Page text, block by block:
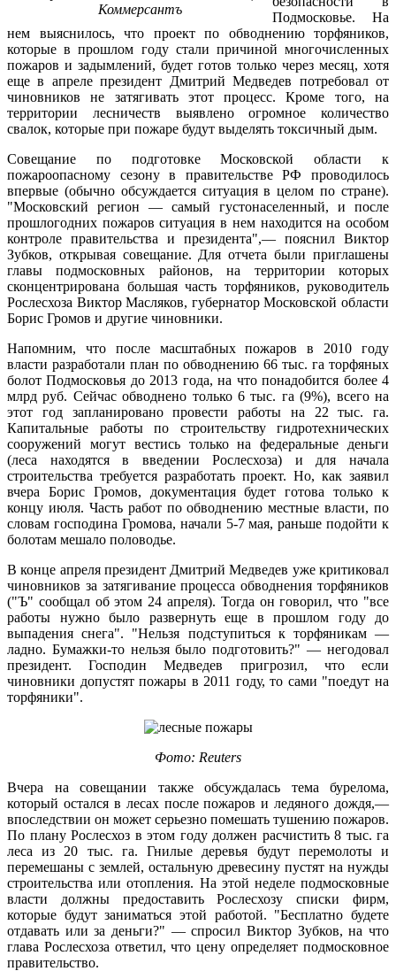
Коммерсантъ
Подмосковье. На
нем выяснилось, что проект по обводнению торфяников,
которые в прошлом году стали причиной многочисленных
пожаров и задымлений, будет готов только через месяц, хотя
еще в апреле президент Дмитрий Медведев потребовал от
чиновников не затягивать этот процесс. Кроме того, на
территории лесничеств выявлено огромное количество
свалок, которые при пожаре будут выделять токсичный дым.
Совещание по подготовке Московской области к
пожароопасному сезону в правительстве РФ проводилось
впервые (обычно обсуждается ситуация в целом по стране).
"Московский регион — самый густонаселенный, и после
прошлогодних пожаров ситуация в нем находится на особом
контроле правительства и президента",— пояснил Виктор
Зубков, открывая совещание. Для отчета были приглашены
главы подмосковных районов, на территории которых
сконцентрирована большая часть торфяников, руководитель
Рослесхоза Виктор Масляков, губернатор Московской области
Борис Громов и другие чиновники.
Напомним, что после масштабных пожаров в 2010 году
власти разработали план по обводнению 66 тыс. га торфяных
болот Подмосковья до 2013 года, на что понадобится более 4
млрд руб. Сейчас обводнено только 6 тыс. га (9%), всего на
этот год запланировано провести работы на 22 тыс. га.
Капитальные работы по строительству гидротехнических
сооружений могут вестись только на федеральные деньги
(леса находятся в введении Рослесхоза) и для начала
строительства требуется разработать проект. Но, как заявил
вчера Борис Громов, документация будет готова только к
концу июля. Часть работ по обводнению местные власти, по
словам господина Громова, начали 5-7 мая, раньше подойти к
болотам мешало половодье.
В конце апреля президент Дмитрий Медведев уже критиковал
чиновников за затягивание процесса обводнения торфяников
("Ъ" сообщал об этом 24 апреля). Тогда он говорил, что "все
работы нужно было развернуть еще в прошлом году до
выпадения снега". "Нельзя подступиться к торфяникам —
ладно. Бумажки-то нельзя было подготовить?" — негодовал
президент. Господин Медведев пригрозил, что если
чиновники допустят пожары в 2011 году, то сами "поедут на
торфяники".
Фото: Reuters
Вчера на совещании также обсуждалась тема бурелома,
который остался в лесах после пожаров и ледяного дождя,—
впоследствии он может серьезно помешать тушению пожаров.
По плану Рослесхоз в этом году должен расчистить 8 тыс. га
леса из 20 тыс. га. Гнилые деревья будут перемолоты и
перемешаны с землей, остальную древесину пустят на нужды
строительства или отопления. На этой неделе подмосковные
власти должны предоставить Рослесхозу списки фирм,
которые будут заниматься этой работой. "Бесплатно будете
отдавать или за деньги?" — спросил Виктор Зубков, на что
глава Рослесхоза ответил, что цену определяет подмосковное
правительство.